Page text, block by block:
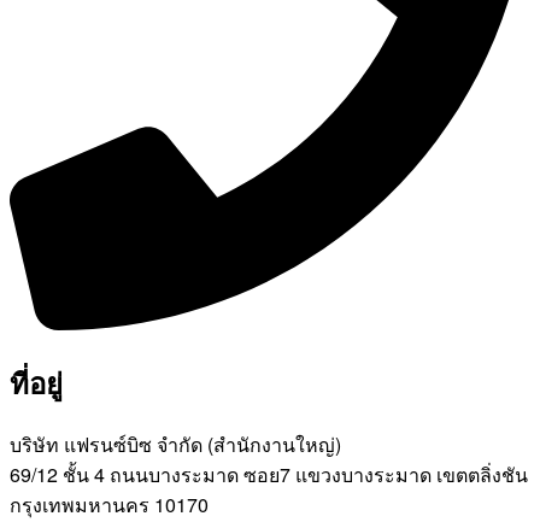
ที่อยู่
บริษัท แฟรนซ์บิซ จํากัด (สํานักงานใหญ่)
69/12 ชั้น 4 ถนนบางระมาด ซอย7 แขวงบางระมาด เขตตลิ่งชัน
กรุงเทพมหานคร 10170